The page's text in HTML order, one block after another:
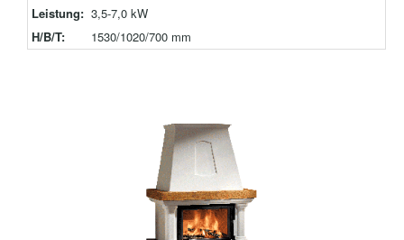
Leistung: 3,5-7,0 kW
H/B/T:
1530/1020/700 mm